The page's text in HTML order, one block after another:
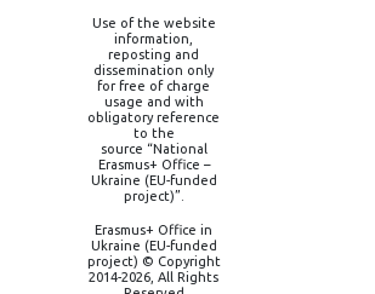
Use of the website
information,
reposting and
dissemination only
for free of charge
usage and with
obligatory reference
to the
source “National
Erasmus+ Office –
Ukraine (EU-funded
project)”.
Erasmus+ Office in
Ukraine (EU-funded
project) © Copyright
2014-2026, All Rights